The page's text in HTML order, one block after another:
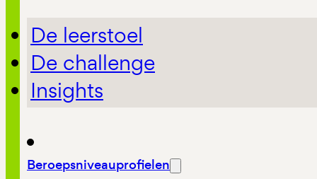
De leerstoel
De challenge
Insights
Beroepsniveauprofielen